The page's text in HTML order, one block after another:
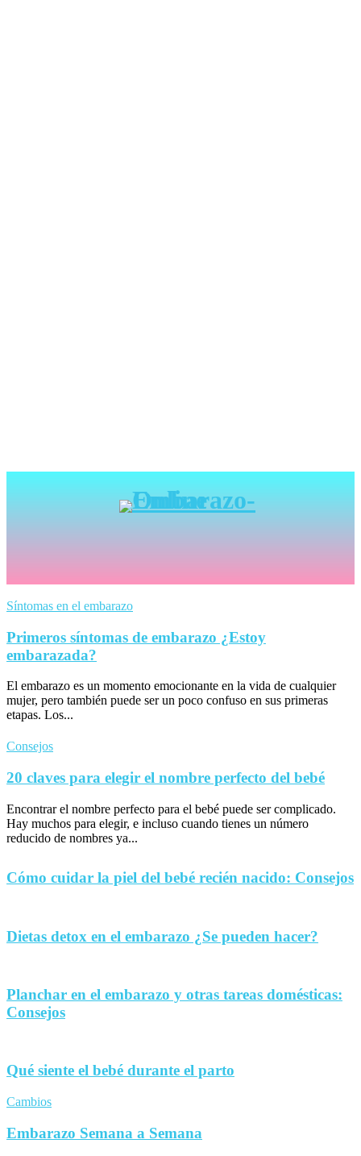
Síntomas en el embarazo
Primeros síntomas de embarazo ¿Estoy
embarazada?
El embarazo es un momento emocionante en la vida de cualquier
mujer, pero también puede ser un poco confuso en sus primeras
etapas. Los...
Consejos
20 claves para elegir el nombre perfecto del bebé
Encontrar el nombre perfecto para el bebé puede ser complicado.
Hay muchos para elegir, e incluso cuando tienes un número
reducido de nombres ya...
Cómo cuidar la piel del bebé recién nacido: Consejos
Dietas detox en el embarazo ¿Se pueden hacer?
Planchar en el embarazo y otras tareas domésticas:
Consejos
Qué siente el bebé durante el parto
Cambios
Embarazo Semana a Semana